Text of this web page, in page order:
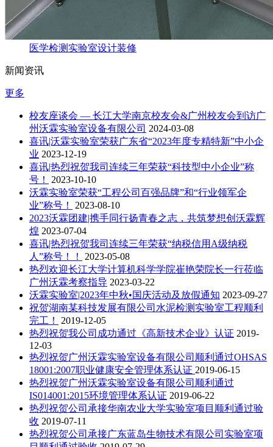
医学检测实验室设计装修
新闻资讯
更多
校友座谈会 — 长江大学南京校友会&广州校友会到访广
州沃霖实验室设备有限公司 2024-03-08
喜讯|沃霖实验室荣获广东省“2023年度专精特新”中小企
业 2023-12-19
喜讯|热烈祝贺我司连续三年荣获“科技型中小企业”称
号！
2023-10-10
沃霖实验室荣获“工程公司百强品牌”和“行业领军企
业”称号！
2023-08-10
2023沃霖团建|携手同行扬青春之志，共筑梦想创沃霖辉
煌 2023-07-04
喜讯|热烈祝贺我司连续三年荣获“纳税信用A级纳税
人”称号！！
2023-05-08
热烈欢迎长江大学计算机科学学院崔艳荣院长一行莅临
广州沃霖考察指导 2023-03-22
沃霖实验室|2023年中秋•国庆活动及放假通知 2023-09-27
祝贺湖南某科技发展有限公司水泥检测实验室工程顺利
完工！
2019-12-05
热烈祝贺我公司成功通过《高新技术企业》认证 2019-
12-03
热烈祝贺广州沃霖实验室设备有限公司顺利通过OHSAS
18001:2007职业健康安全管理体系认证 2019-06-15
热烈祝贺广州沃霖实验室设备有限公司顺利通过
IS014001:2015环境管理体系认证 2019-06-22
热烈祝贺公司承接华南农业大学实验室项目顺利通过验
收 2019-07-11
热烈祝贺公司承接广东蓝岛生物技术有限公司实验室项